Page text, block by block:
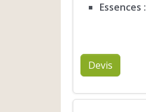
Essences :
Devis